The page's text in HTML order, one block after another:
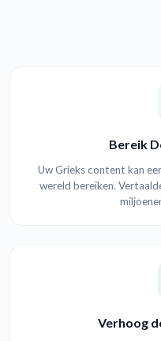
Bereik
Uw Grieks content kan
wereld bereiken.
Verhoog